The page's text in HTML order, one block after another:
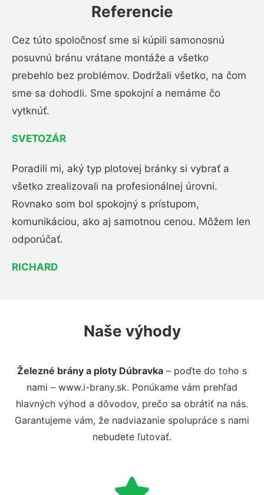
Referencie
Cez túto spoločnosť sme si kúpili samonosnú
posuvnú bránu vrátane montáže a všetko
prebehlo bez problémov. Dodržali všetko, na čom
sme sa dohodli. Sme spokojní a nemáme čo
vytknúť.
SVETOZÁR
Poradili mi, aký typ plotovej bránky si vybrať a
všetko zrealizovali na profesionálnej úrovni.
Rovnako som bol spokojný s prístupom,
komunikáciou, ako aj samotnou cenou. Môžem len
odporúčať.
RICHARD
Naše výhody
Železné brány a ploty Dúbravka – poďte do toho s
nami – www.i-brany.sk. Ponúkame vám prehľad
hlavných výhod a dôvodov, prečo sa obrátiť na nás.
Garantujeme vám, že nadviazanie spolupráce s nami
nebudete ľutovať.